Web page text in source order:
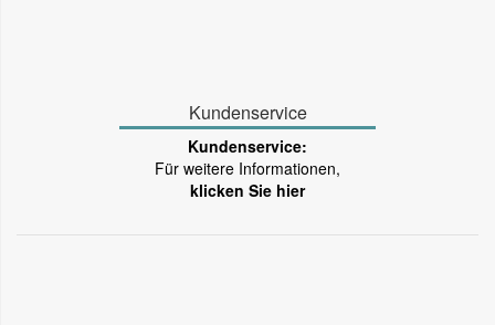
Kundenservice
Kundenservice:
Für weitere Informationen,
klicken Sie hier